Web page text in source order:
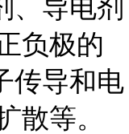
、导电剂
负极的
传导和电
散等。